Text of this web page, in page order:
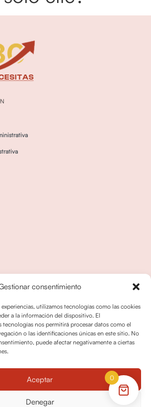
consentimiento
experiencias, utilizamos tecnologías como las cookies
a la información del dispositivo. El
tecnologías nos permitirá procesar datos como el
o las identificaciones únicas en este sitio. No
puede afectar negativamente a ciertas
Aceptar
Denegar
cancelaciones
0